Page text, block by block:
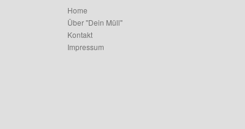
Home
Über "Dein Müll"
Kontakt
Impressum